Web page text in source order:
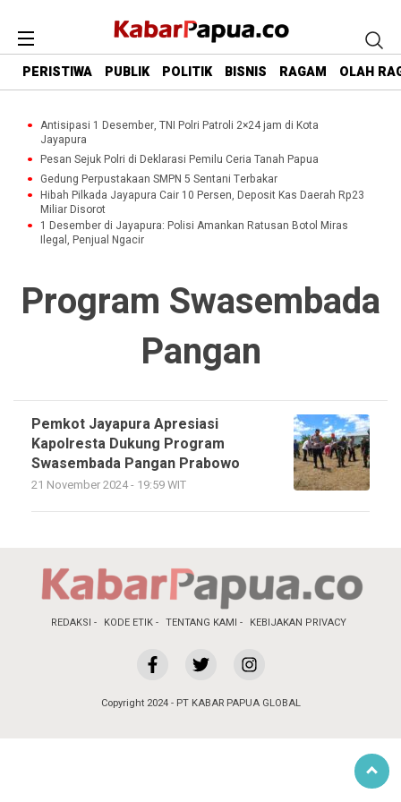
PERISTIWA PUBLIK POLITIK BISNIS RAGAM OLAH
Antisipasi 1 Desember, TNI Polri Patroli 2×24 jam di Kota
Jayapura
Pesan Sejuk Polri di Deklarasi Pemilu Ceria Tanah Papua
Gedung Perpustakaan SMPN 5 Sentani Terbakar
Hibah Pilkada Jayapura Cair 10 Persen, Deposit Kas Daerah Rp23
Miliar Disorot
1 Desember di Jayapura: Polisi Amankan Ratusan Botol Miras
Ilegal, Penjual Ngacir
Program Swasembada
Pangan
Pemkot Jayapura Apresiasi
Kapolresta Dukung Program
Swasembada Pangan Prabowo
21 November 2024 - 19:59 WIT
REDAKSI KODE ETIK TENTANG KAMI KEBIJAKAN PRIVACY
Copyright 2024 - PT KABAR PAPUA GLOBAL